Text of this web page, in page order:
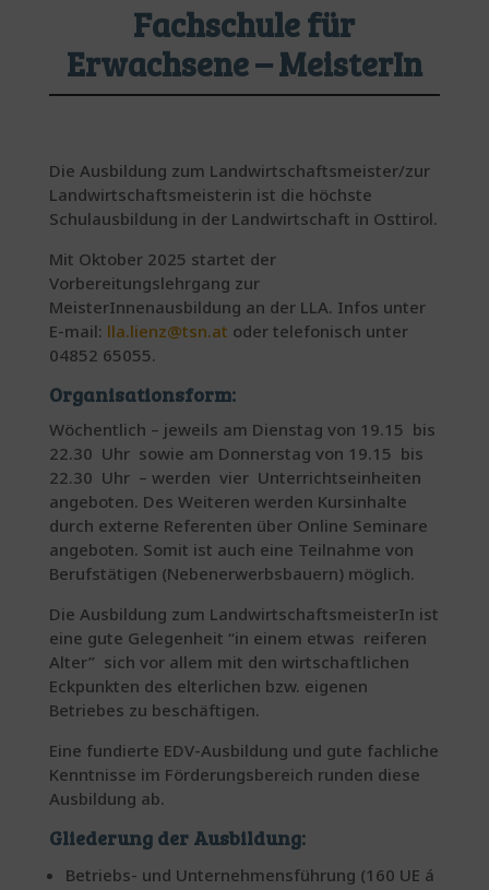
Fachschule für
Erwachsene – MeisterIn
Die Ausbildung zum Landwirtschaftsmeister/zur
Landwirtschaftsmeisterin ist die höchste
Schulausbildung in der Landwirtschaft in Osttirol.
Mit Oktober 2025 startet der
Vorbereitungslehrgang zur
MeisterInnenausbildung an der LLA. Infos unter
E-mail: lla.lienz@tsn.at oder telefonisch unter
04852 65055.
Organisationsform:
Wöchentlich – jeweils am Dienstag von 19.15 bis
22.30 Uhr sowie am Donnerstag von 19.15 bis
22.30 Uhr – werden vier Unterrichtseinheiten
angeboten. Des Weiteren werden Kursinhalte
durch externe Referenten über Online Seminare
angeboten. Somit ist auch eine Teilnahme von
Berufstätigen (Nebenerwerbsbauern) möglich.
Die Ausbildung zum LandwirtschaftsmeisterIn ist
eine gute Gelegenheit “in einem etwas reiferen
Alter” sich vor allem mit den wirtschaftlichen
Eckpunkten des elterlichen bzw. eigenen
Betriebes zu beschäftigen.
Eine fundierte EDV-Ausbildung und gute fachliche
Kenntnisse im Förderungsbereich runden diese
Ausbildung ab.
Gliederung der Ausbildung:
Betriebs- und Unternehmensführung (160 UE á